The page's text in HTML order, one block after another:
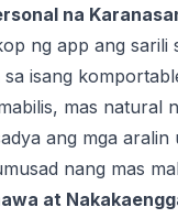
na
ng app ang sarili
sa isang
mas natural
ang mga
nang mas
at